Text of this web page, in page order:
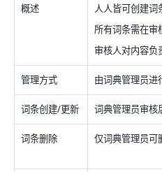
概述 人人皆可创建词
所有词条需在审
审核人对内容负
管理方式 由词典管理员进
词条创建/更新 词典管理员审核
词条删 除 仅词典管理员可